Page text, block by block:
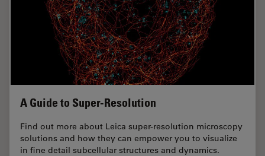
A Guide to Super-Resolution
Find out more about Leica super-resolution microscopy
solutions and how they can empower you to visualize
in fine detail subcellular structures and dynamics.